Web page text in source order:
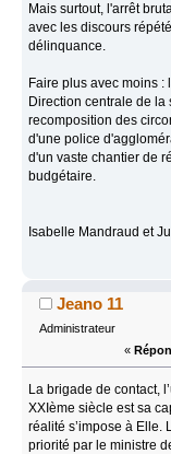
Mais surtout, l'arrêt
avec les discours
délinquance.
Faire plus avec moins
Direction centrale de
recomposition des
d'une police
d'un vaste chantier de
budgétaire.
Isabelle Mandraud et
Jeano 11
Administrateur
«
La brigade de contact,
XXIème siècle est sa
réalité s’impose à Elle.
priorité par le ministre